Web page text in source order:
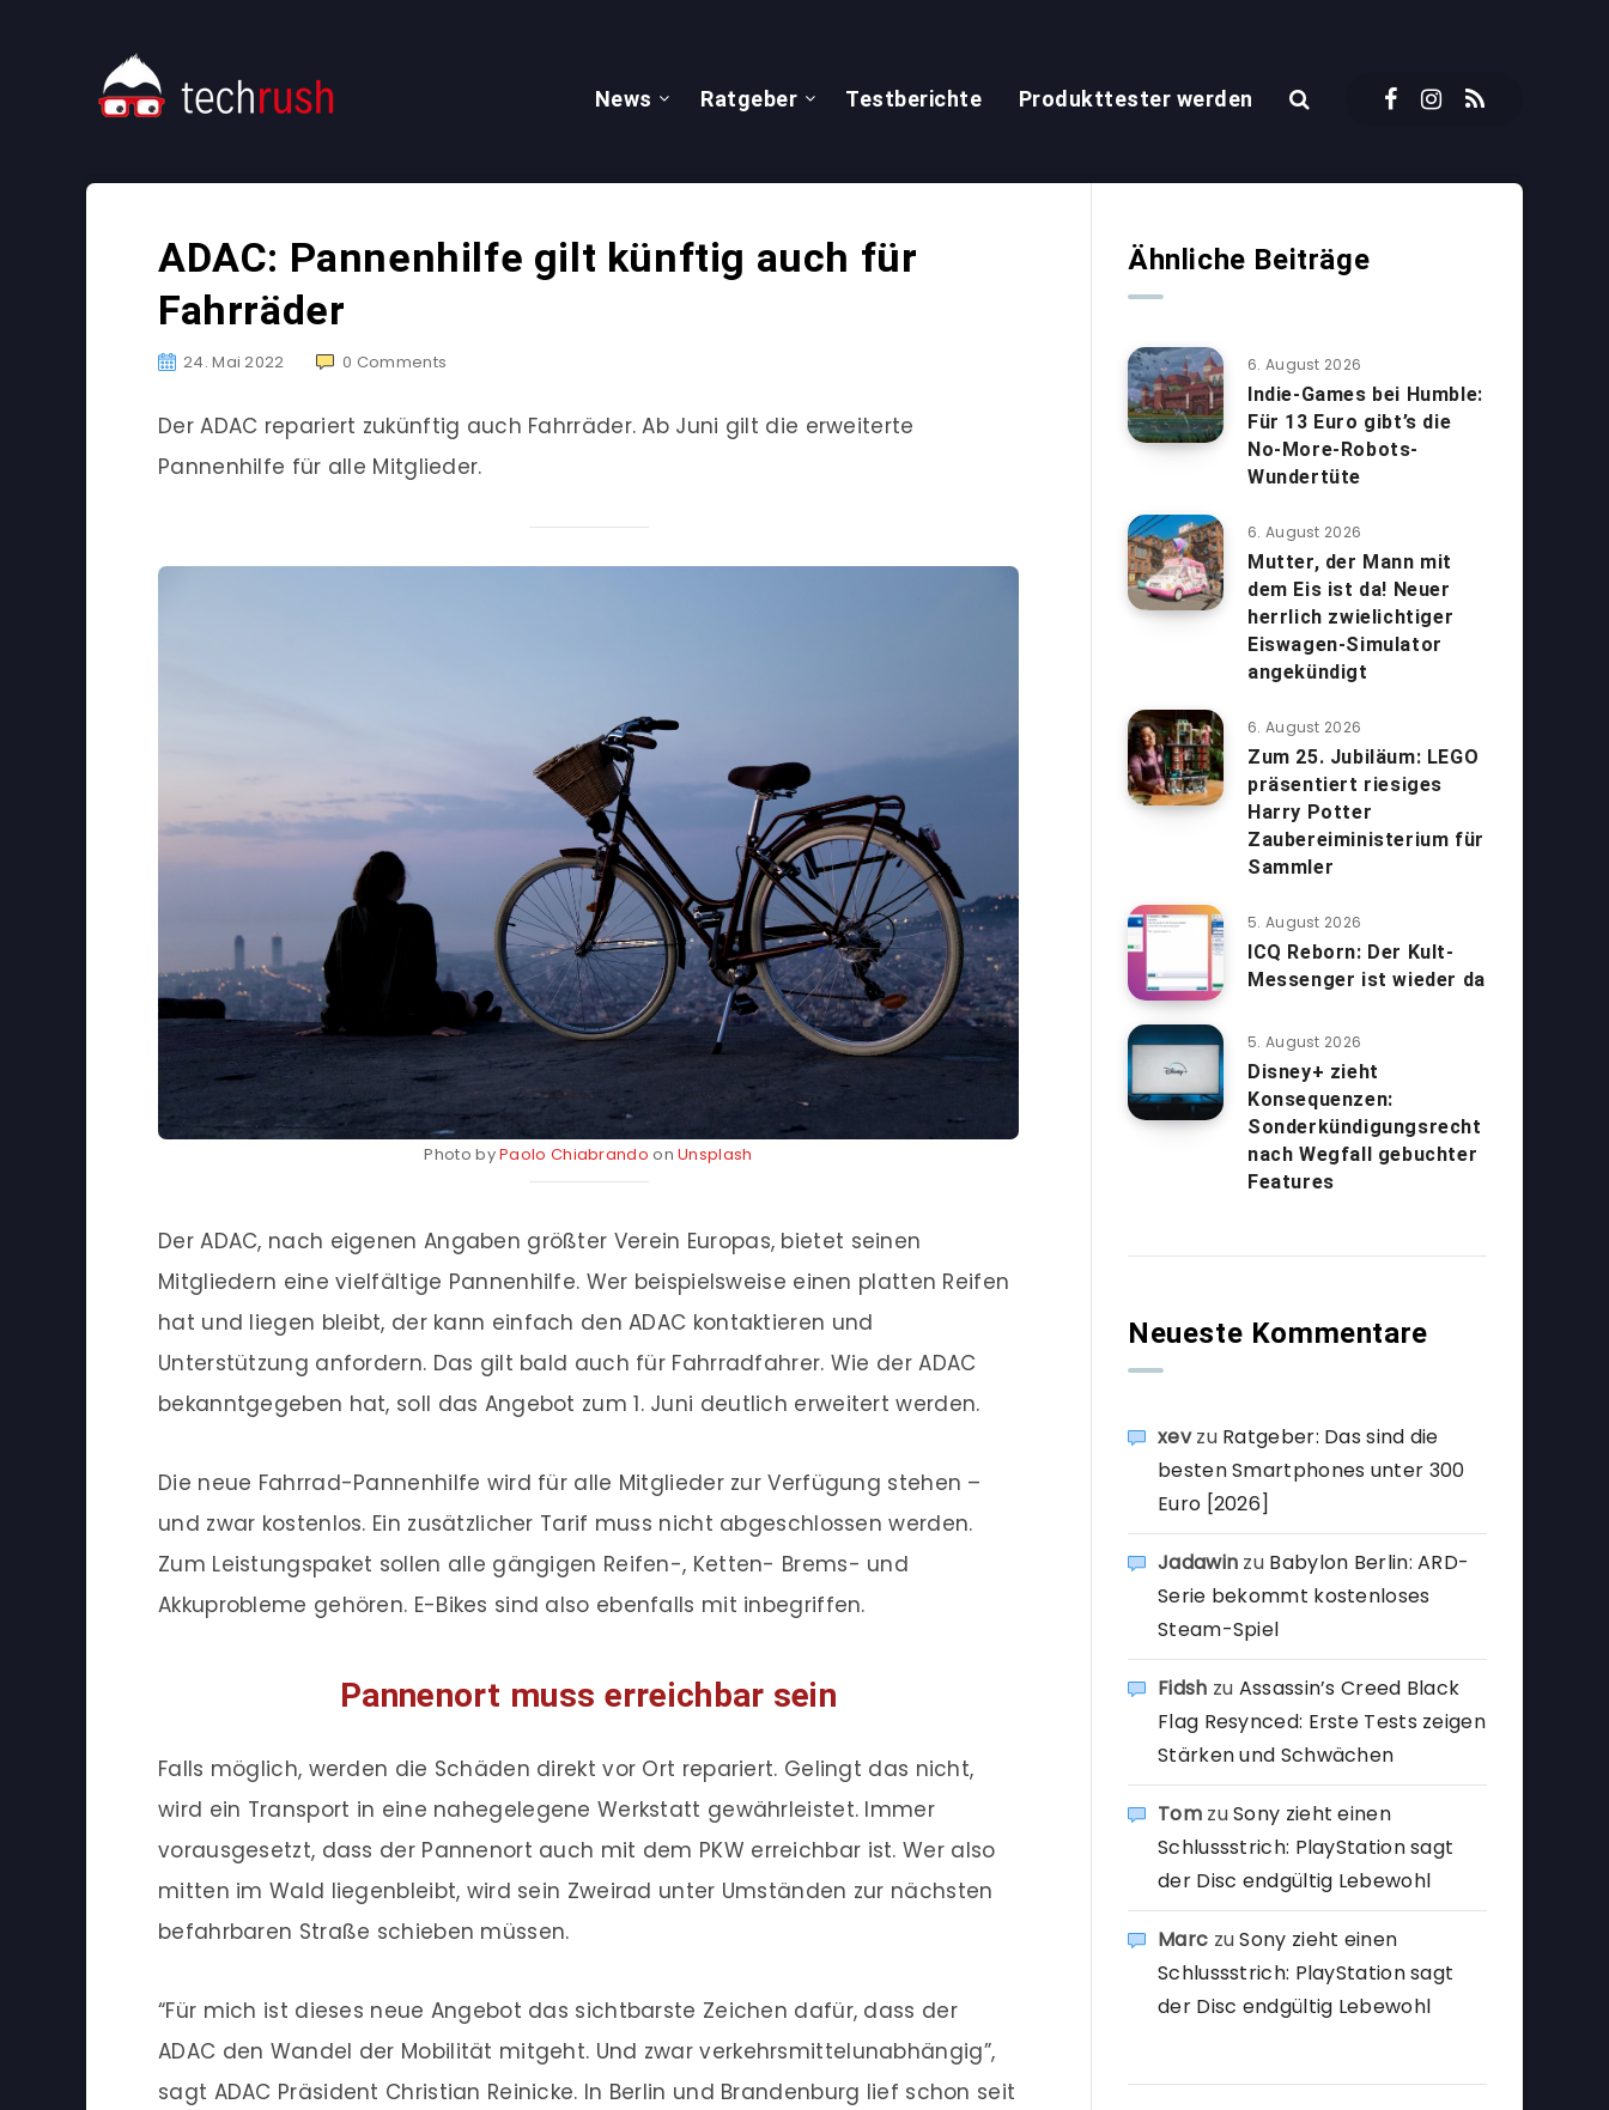
News Ratgeber Testberichte Produkttester werden
ADAC: Pannenhilfe gilt künftig auch für
Fahrräder
24. Mai 2022 0 Comments
Der ADAC repariert zukünftig auch Fahrräder. Ab Juni gilt die erweiterte
Pannenhilfe für alle Mitglieder.
Photo byPaolo Chiabrando onUnsplash
Der ADAC, nach eigenen Angaben größter Verein Europas, bietet seinen
Mitgliedern eine vielfältige Pannenhilfe. Wer beispielsweise einen platten Reifen
hat und liegen bleibt, der kann einfach den ADAC kontaktieren und
Unterstützung anfordern. Das gilt bald auch für Fahrradfahrer. Wie der ADAC
bekanntgegeben hat, soll das Angebot zum 1. Juni deutlich erweitert werden.
Die neue Fahrrad-Pannenhilfe wird für alle Mitglieder zur Verfügung stehen –
und zwar kostenlos. Ein zusätzlicher Tarif muss nicht abgeschlossen werden.
Zum Leistungspaket sollen alle gängigen Reifen-, Ketten- Brems- und
Akkuprobleme gehören. E-Bikes sind also ebenfalls mit inbegriffen.
Pannenort muss erreichbar sein
Falls möglich, werden die Schäden direkt vor Ort repariert. Gelingt das nicht,
wird ein Transport in eine nahegelegene Werkstatt gewährleistet. Immer
vorausgesetzt, dass der Pannenort auch mit dem PKW erreichbar ist. Wer also
mitten im Wald liegenbleibt, wird sein Zweirad unter Umständen zur nächsten
befahrbaren Straße schieben müssen.
“Für mich ist dieses neue Angebot das sichtbarste Zeichen dafür, dass der
ADAC den Wandel der Mobilität mitgeht. Und zwar verkehrsmittelunabhängig”,
sagt ADAC Präsident Christian Reinicke. In Berlin und Brandenburg lief schon seit
Ähnliche Beiträge
6. August 2026
Indie-Games bei Humble:
Für 13 Euro gibt’s die
No-More-Robots-
Wundertüte
6. August 2026
Mutter, der Mann mit
dem Eis ist da! Neuer
herrlich zwielichtiger
Eiswagen-Simulator
angekündigt
6. August 2026
Zum 25. Jubiläum: LEGO
präsentiert riesiges
Harry Potter
Zaubereiministerium für
Sammler
5. August 2026
ICQ Reborn: Der Kult-
Messenger ist wieder da
5. August 2026
Disney+ zieht
Konsequenzen:
Sonderkündigungsrecht
nach Wegfall gebuchter
Features
Neueste Kommentare
xevzu Ratgeber: Das sind die
besten Smartphones unter 300
Euro [2026]
Jadawin zu Babylon Berlin: ARD-
Serie bekommt kostenloses
Steam-Spiel
Fidsh zu Assassin’s Creed Black
Flag Resynced: Erste Tests zeigen
Stärken und Schwächen
TomzuSony zieht einen
Schlussstrich: PlayStation sagt
der Disc endgültig Lebewohl
Marc zuSony zieht einen
Schlussstrich: PlayStation sagt
der Disc endgültig Lebewohl